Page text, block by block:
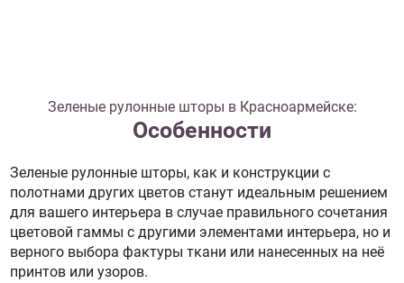
Зеленые рулонные шторы в Красноармейске:
Особенности
Зеленые рулонные шторы, как и конструкции с
полотнами других цветов станут идеальным решением
для вашего интерьера в случае правильного сочетания
цветовой гаммы с другими элементами интерьера, но и
верного выбора фактуры ткани или нанесенных на неё
принтов или узоров.